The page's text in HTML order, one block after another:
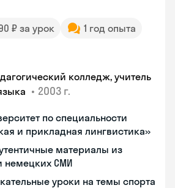
₽ за урок
1 год опыта
колледж, учитель
• 2003 г.
по специальности
и прикладная лингвистика»
материалы из
немецких СМИ
уроки на темы спорта